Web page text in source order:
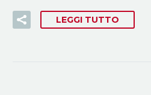
LEGGI TUTTO